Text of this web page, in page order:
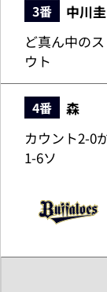
3番 中川圭
ど真ん中の
ウト
4番 森
カウント2-0
1-6ソ